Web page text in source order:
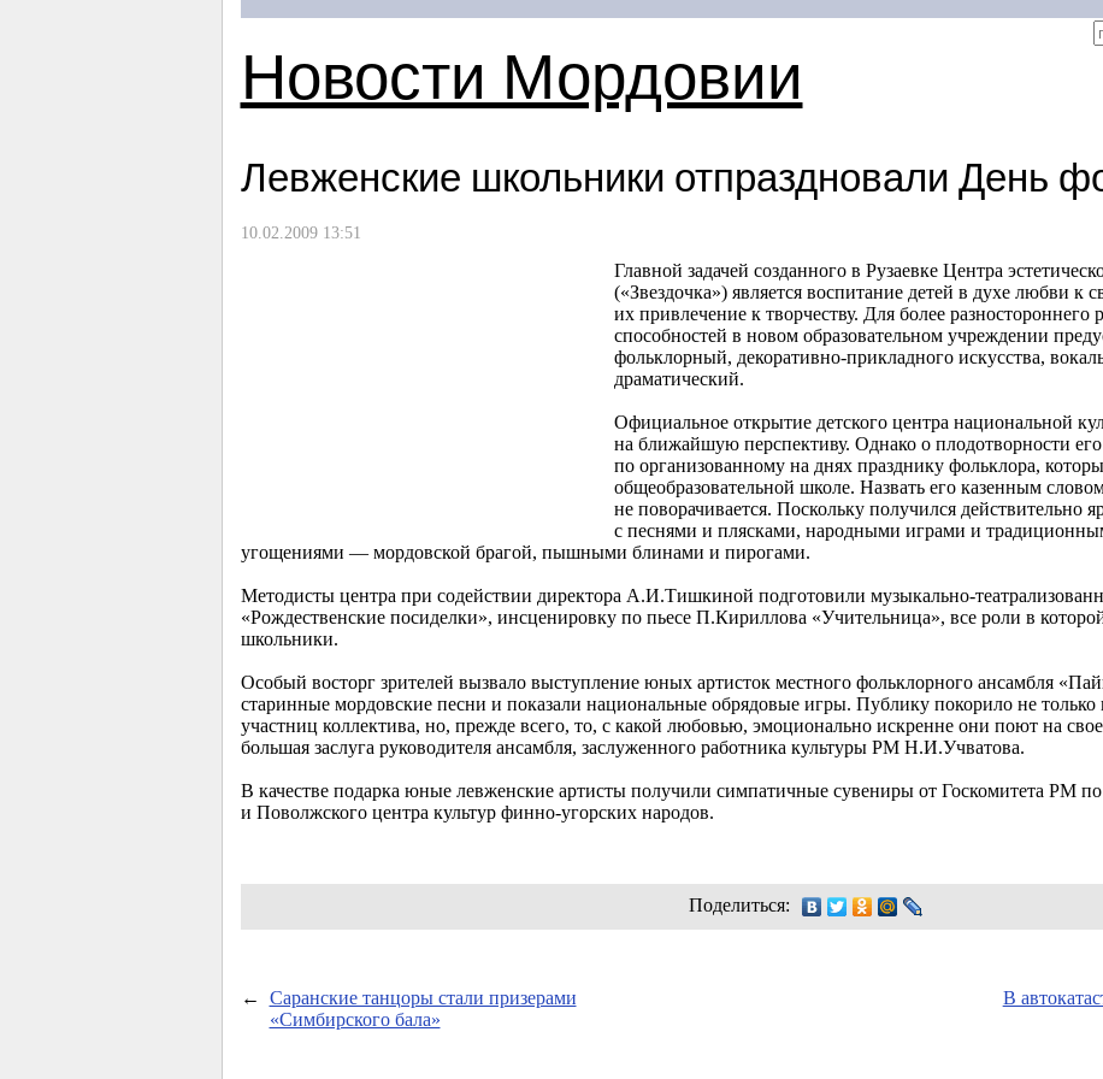
Новости Мордовии
Левженские школьники отпраздновали День
10.02.2009 13:51
Главной задачей созданного в Рузаевке Центра
(«Звездочка») является воспитание детей в духе любви к
их привлечение к творчеству. Для более разностороннего
способностей в новом образовательном учреждении
фольклорный, декоративно-прикладного искусства,
драматический.
Официальное открытие детского центра национальной
на ближайшую перспективу. Однако о плодотворности
по организованному на днях празднику фольклора,
общеобразовательной школе. Назвать его казенным
не поворачивается. Поскольку получился действительно
с песнями и плясками, народными играми и
угощениями — мордовской брагой, пышными блинами и пирогами.
Методисты центра при содействии директора А.И.Тишкиной подготовили музыкально-
«Рождественские посиделки», инсценировку по пьесе П.Кириллова «Учительница», все роли в
школьники.
Особый восторг зрителей вызвало выступление юных артисток местного фольклорного ансамбля
старинные мордовские песни и показали национальные обрядовые игры. Публику покорило не только
участниц коллектива, но, прежде всего, то, с какой любовью, эмоционально искренне они поют на
большая заслуга руководителя ансамбля, заслуженного работника культуры РМ Н.И.Учватова.
В качестве подарка юные левженские артисты получили симпатичные сувениры от Госкомитета РМ
и Поволжского центра культур финно-угорских народов.
Поделиться:
←
Саранские танцоры стали призерами
«Симбирского бала»
В